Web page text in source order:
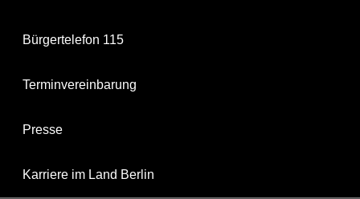
Bürgertelefon 115
Terminvereinbarung
Presse
Karriere im Land Berlin